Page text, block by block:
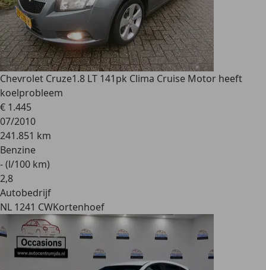
Chevrolet Cruze1.8 LT 141pk Clima Cruise Motor heeft
koelprobleem
€ 1.445
07/2010
241.851 km
Benzine
- (l/100 km)
2,8
Autobedrijf
NL 1241 CWKortenhoef